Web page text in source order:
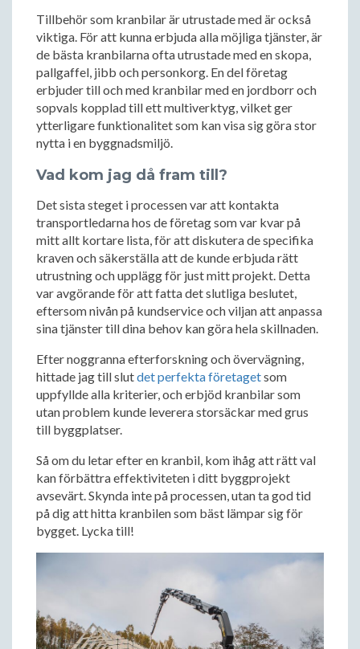
Tillbehör som kranbilar är utrustade med är också
viktiga. För att kunna erbjuda alla möjliga tjänster, är
de bästa kranbilarna ofta utrustade med en skopa,
pallgaffel, jibb och personkorg. En del företag
erbjuder till och med kranbilar med en jordborr och
sopvals kopplad till ett multiverktyg, vilket ger
ytterligare funktionalitet som kan visa sig göra stor
nytta i en byggnadsmiljö.
Vad kom jag då fram till?
Det sista steget i processen var att kontakta
transportledarna hos de företag som var kvar på
mitt allt kortare lista, för att diskutera de specifika
kraven och säkerställa att de kunde erbjuda rätt
utrustning och upplägg för just mitt projekt. Detta
var avgörande för att fatta det slutliga beslutet,
eftersom nivån på kundservice och viljan att anpassa
sina tjänster till dina behov kan göra hela skillnaden.
Efter noggranna efterforskning och övervägning,
hittade jag till slutdet perfekta företagetsom
uppfyllde alla kriterier, och erbjöd kranbilar som
utan problem kunde leverera storsäckar med grus
till byggplatser.
Så om du letar efter en kranbil, kom ihåg att rätt val
kan förbättra effektiviteten i ditt byggprojekt
avsevärt. Skynda inte på processen, utan ta god tid
på dig att hitta kranbilen som bäst lämpar sig för
bygget. Lycka till!